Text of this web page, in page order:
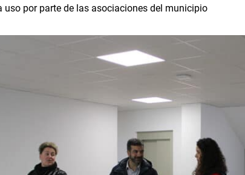
uso por parte de las asociaciones del municipio